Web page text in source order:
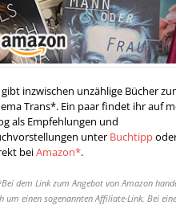
gibt inzwischen unzählige Bücher
Trans*. Ein paar findet ihr auf
als Empfehlungen und
unter Buchtipp
beiAmazon*.
dem Link zum Angebot von Amazon
um einen sogenannten Affiliate-Link. Bei